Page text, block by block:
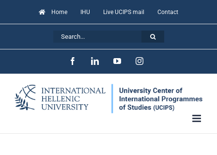
to
Home IHU Live UCIPS mail Contact
FacebookLinkedInYouTubeInstagram